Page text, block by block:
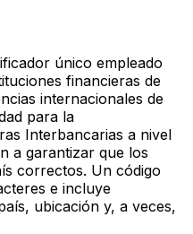
único empleado
financieras de
internacionales de
para la
Interbancarias a nivel
a garantizar que los
correctos. Un código
e incluye
ubicación y, a veces,